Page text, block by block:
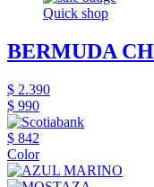
Quick shop
BERMUDA
$ 2.390
$ 990
$ 842
Color